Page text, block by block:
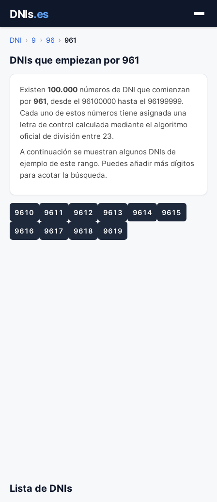
contenido
DNIs.es
DNI 9 96 961
DNIs que empiezan por 961
Existen 100.000 números de DNI que comienzan
por 961, desde el 96100000 hasta el 96199999.
Cada uno de estos números tiene asignada una
letra de control calculada mediante el algoritmo
oficial de división entre 23.
A continuación se muestran algunos DNIs de
ejemplo de este rango. Puedes añadir más dígitos
para acotar la búsqueda.
9610 9611 9612 9613 9614 9615
9616 9617 9618 9619
Lista de DNIs